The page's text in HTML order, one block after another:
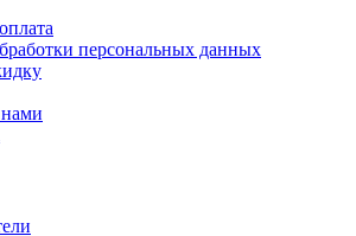
персональных данных
нами